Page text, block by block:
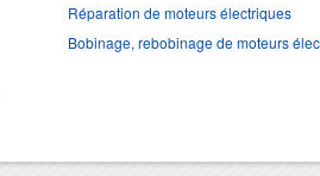
Réparation de moteurs électriques
Bobinage, rebobinage de moteurs